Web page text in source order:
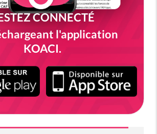
CONNECTÉ
l'application
KOACI.